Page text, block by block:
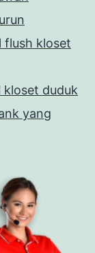
flush kloset
kloset duduk
yang